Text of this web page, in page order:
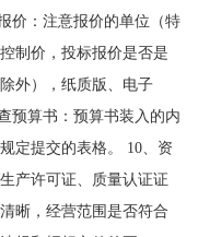
价：注意报价的单位（特
制价，投标报价是否是
外），纸质版、电子
预算书：预算书装入的内
定提交的表格。 10、资
产许可证、质量认证证
晰，经营范围是否符合